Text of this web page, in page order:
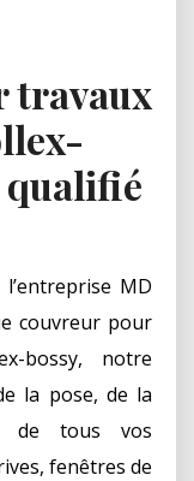
travaux
qualifié
MD
couvreur pour
bossy, notre
la pose, de la
de tous vos
fenêtres de